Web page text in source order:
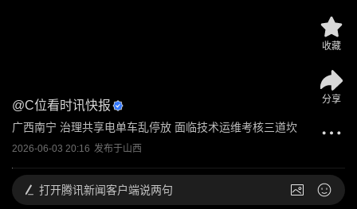
@C位看时讯快报
广西南宁 治理共享电单车乱停放 面临技术运维考核三道坎
2026-06-03 20:16 发布于山西
收藏
分享
打开腾讯新闻客户端说两句